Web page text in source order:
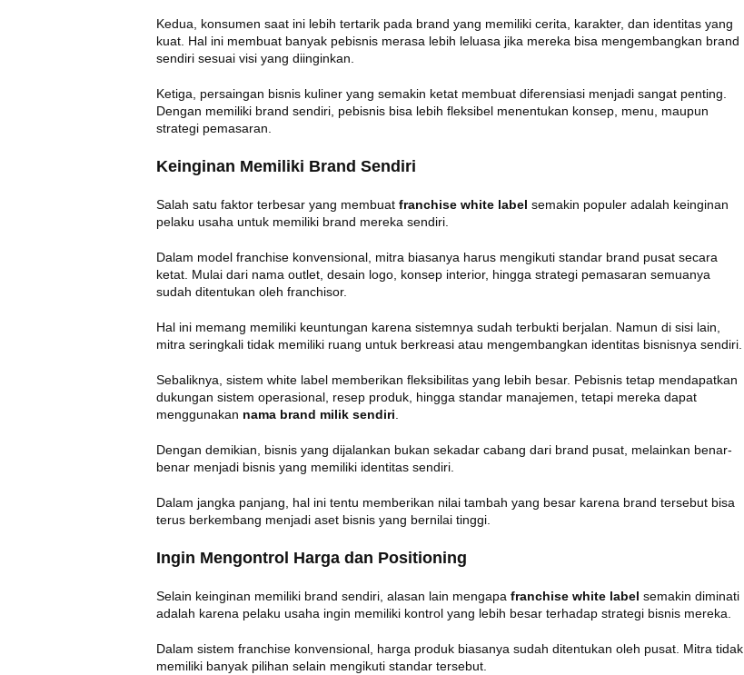
Kedua, konsumen saat ini lebih tertarik pada brand yang memiliki cerita, karakter, dan identitas yang
kuat. Hal ini membuat banyak pebisnis merasa lebih leluasa jika mereka bisa mengembangkan brand
sendiri sesuai visi yang diinginkan.
Ketiga, persaingan bisnis kuliner yang semakin ketat membuat diferensiasi menjadi sangat penting.
Dengan memiliki brand sendiri, pebisnis bisa lebih fleksibel menentukan konsep, menu, maupun
strategi pemasaran.
Keinginan Memiliki Brand Sendiri
Salah satu faktor terbesar yang membuat franchise white label semakin populer adalah keinginan
pelaku usaha untuk memiliki brand mereka sendiri.
Dalam model franchise konvensional, mitra biasanya harus mengikuti standar brand pusat secara
ketat. Mulai dari nama outlet, desain logo, konsep interior, hingga strategi pemasaran semuanya
sudah ditentukan oleh franchisor.
Hal ini memang memiliki keuntungan karena sistemnya sudah terbukti berjalan. Namun di sisi lain,
mitra seringkali tidak memiliki ruang untuk berkreasi atau mengembangkan identitas bisnisnya sendiri.
Sebaliknya, sistem white label memberikan fleksibilitas yang lebih besar. Pebisnis tetap mendapatkan
dukungan sistem operasional, resep produk, hingga standar manajemen, tetapi mereka dapat
menggunakan nama brand milik sendiri
Dengan demikian, bisnis yang dijalankan bukan sekadar cabang dari brand pusat, melainkan benar-
benar menjadi bisnis yang memiliki identitas sendiri.
Dalam jangka panjang, hal ini tentu memberikan nilai tambah yang besar karena brand tersebut bisa
terus berkembang menjadi aset bisnis yang bernilai tinggi.
Ingin Mengontrol Harga dan Positioning
Selain keinginan memiliki brand sendiri, alasan lain mengapa franchise white label semakin diminati
adalah karena pelaku usaha ingin memiliki kontrol yang lebih besar terhadap strategi bisnis mereka.
Dalam sistem franchise konvensional, harga produk biasanya sudah ditentukan oleh pusat. Mitra tidak
memiliki banyak pilihan selain mengikuti standar tersebut.